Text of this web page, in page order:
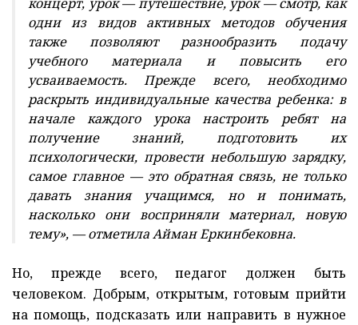
одни из видов активных методов обучения
также позволяют разнообразить подачу
учебного материала и повысить его
усваиваемость. Прежде всего, необходимо
раскрыть индивидуальные качества ребенка: в
начале каждого урока настроить ребят на
получение знаний, подготовить их
психологически, провести небольшую зарядку,
самое главное — это обратная связь, не только
давать знания учащимся, но и понимать,
насколько они восприняли материал, новую
тему», — отметила Айман Еркинбековна.
Но, прежде всего, педагог должен быть
человеком. Добрым, открытым, готовым прийти
на помощь, подсказать или направить в нужное